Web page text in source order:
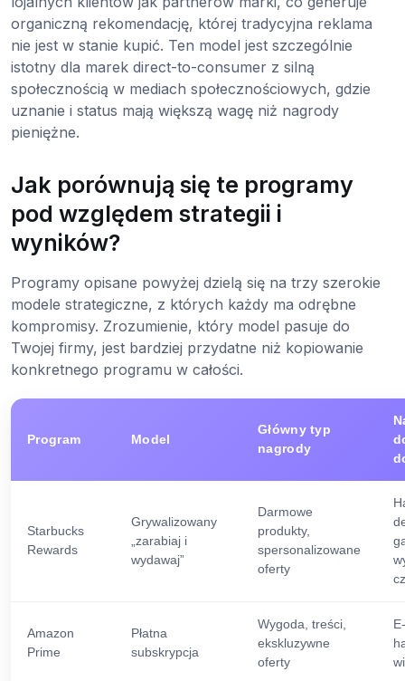
organiczną rekomendację, której tradycyjna reklama
nie jest w stanie kupić. Ten model jest szczególnie
istotny dla marek direct-to-consumer z silną
społecznością w mediach społecznościowych, gdzie
uznanie i status mają większą wagę niż nagrody
pieniężne.
Jak porównują się te programy
pod względem strategii i
wyników?
Programy opisane powyżej dzielą się na trzy szerokie
modele strategiczne, z których każdy ma odrębne
kompromisy. Zrozumienie, który model pasuje do
Twojej firmy, jest bardziej przydatne niż kopiowanie
konkretnego programu w całości.
Program Model
Główny typ
nagrody
Starbucks
Rewards
Grywalizowany
„zarabiaj i
wydawaj”
Darmowe
produkty,
spersonalizowane
oferty
Amazon
Prime
Płatna
subskrypcja
Wygoda, treści,
ekskluzywne
oferty